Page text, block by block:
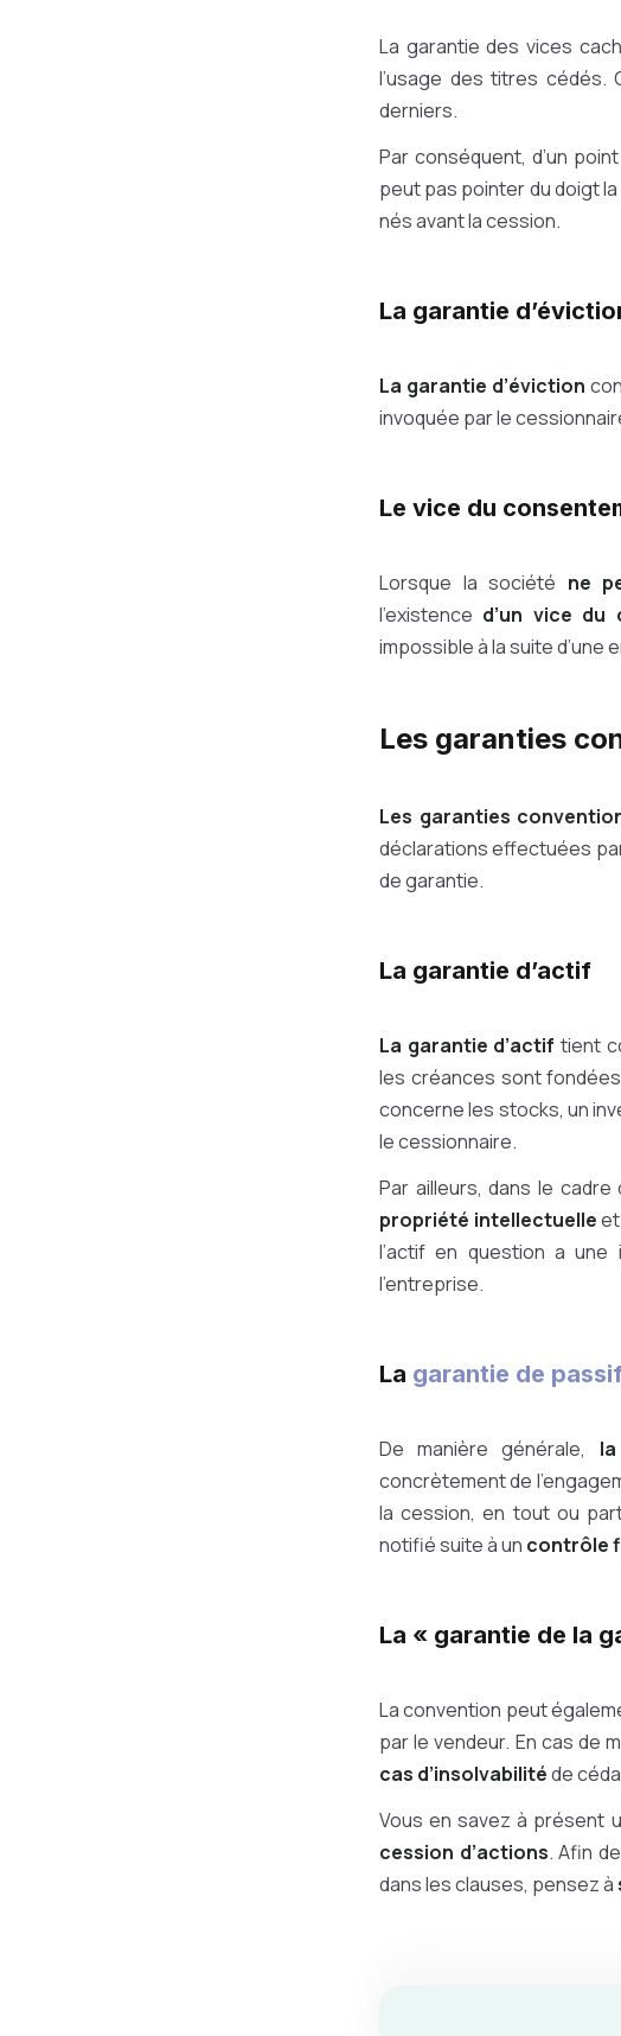
La garantie des vices
l’usage des titres
derniers.
Par conséquent, d’un
peut pas pointer du doigt la
nés avant la cession.
La garantie
La garantie d’éviction
invoquée par le
Le vice du
Lorsque la société ne
l’existence d’un vice du
impossible à la suite
Les garanties
Les garanties
déclarations effectuées
de garantie.
La garantie d’actif
La garantie d’actif tient
les créances sont
concerne les stocks, un
le cessionnaire.
Par ailleurs, dans le cadre
propriété intellectuelle
l’actif en question a une
l’entreprise.
La garantie de
De manière générale,
concrètement de
la cession, en tout ou
notifié suite à un contrôle
La « garantie de la
La convention peut
par le vendeur. En cas de
cas d’insolvabilitéde
Vous en savez à présent
cession d’actions. Afin
dans les clauses, pensez à